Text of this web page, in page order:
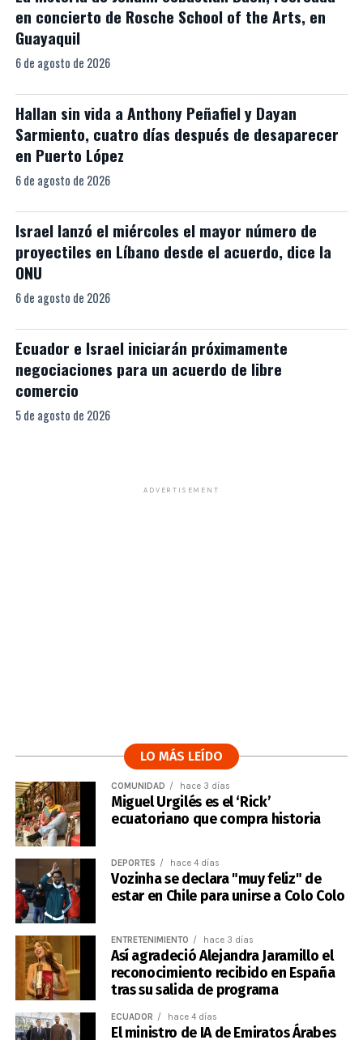
en concierto de Rosche School of the Arts, en
Guayaquil
6 de agosto de 2026
Hallan sin vida a Anthony Peñafiel y Dayan
Sarmiento, cuatro días después de desaparecer
en Puerto López
6 de agosto de 2026
Israel lanzó el miércoles el mayor número de
proyectiles en Líbano desde el acuerdo, dice la
ONU
6 de agosto de 2026
Ecuador e Israel iniciarán próximamente
negociaciones para un acuerdo de libre
comercio
5 de agosto de 2026
ADVERTISEMENT
LO MÁS LEÍDO
COMUNIDAD hace 3 días
Miguel Urgilés es el ‘Rick’
ecuatoriano que compra historia
DEPORTES hace 4 días
Vozinha se declara "muy feliz" de
estar en Chile para unirse a Colo Colo
ENTRETENIMIENTO hace 3 días
Así agradeció Alejandra Jaramillo el
reconocimiento recibido en España
tras su salida de programa
ECUADOR hace 4 días
El ministro de IA de Emiratos Árabes